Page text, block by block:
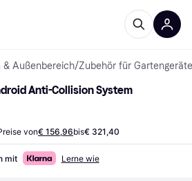
& Außenbereich/Zubehör für Gartengeräte
Anti-Collision System
von€ 156,96bis€ 321,40
mit Lerne wie